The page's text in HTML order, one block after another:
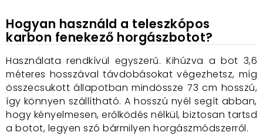
Hogyan használd a teleszkópos
karbon fenekező horgászbotot?
Használata rendkívül egyszerű. Kihúzva a bot 3,6
méteres hosszával távdobásokat végezhetsz, míg
összecsukott állapotban mindössze 73 cm hosszú,
így könnyen szállítható. A hosszú nyél segít abban,
hogy kényelmesen, erőlködés nélkül, biztosan tartsd
a botot, legyen szó bármilyen horgászmódszerről.